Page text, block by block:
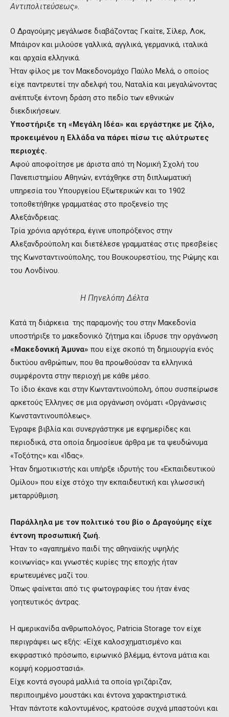
Αντιπολιτεύσεως».
Ο Δραγούμης μεγάλωσε διαβάζοντας Γκαίτε, Σίλερ, Λοκ,
Μπάιρον και μιλούσε γαλλικά, αγγλικά, γερμανικά, ιταλικά
και αρχαία ελληνικά.
Ήταν φίλος με τον Μακεδονομάχο Παύλο Μελά, ο οποίος
είχε παντρευτεί την αδελφή του, Ναταλία και μεγαλώνοντας
ανέπτυξε έντονη δράση στο πεδίο των εθνικών
διεκδικήσεων.
Υποστήριξε τη «Μεγάλη Ιδέα» και εργάστηκε με ζήλο,
προκειμένου η Ελλάδα να πάρει πίσω τις αλύτρωτες
περιοχές.
Αφού αποφοίτησε με άριστα από τη Νομική Σχολή του
Πανεπιστημίου Αθηνών, εντάχθηκε στη διπλωματική
υπηρεσία του Υπουργείου Εξωτερικών και το 1902
τοποθετήθηκε γραμματέας στο προξενείο της
Αλεξάνδρειας.
Τρία χρόνια αργότερα, έγινε υποπρόξενος στην
Αλεξανδρούπολη και διετέλεσε γραμματέας στις πρεσβείες
της Κωνσταντινούπολης, του Βουκουρεστίου, της Ρώμης και
του Λονδίνου.
Η Πηνελόπη Δέλτα
Κατά τη διάρκεια της παραμονής του στην Μακεδονία
υποστήριξε το μακεδονικό ζήτημα και ίδρυσε την οργάνωση
«Μακεδονική Άμυνα» που είχε σκοπό τη δημιουργία ενός
δικτύου ανθρώπων, που θα προωθούσαν τα ελληνικά
συμφέροντα στην περιοχή με κάθε μέσο.
Το ίδιο έκανε και στην Κωνταντινούπολη, όπου συσπείρωσε
αρκετούς Έλληνες σε μια οργάνωση ονόματι «Οργάνωσις
Κωνσταντινουπόλεως».
Έγραφε βιβλία και συνεργάστηκε με εφημερίδες και
περιοδικά, στα οποία δημοσίευε άρθρα με τα ψευδώνυμα
«Τοξότης» και «Ίδας».
Ήταν δημοτικιστής και υπήρξε ιδρυτής του «Εκπαιδευτικού
Ομίλου» που είχε στόχο την εκπαιδευτική και γλωσσική
μεταρρύθμιση.
Παράλληλα με τον πολιτικό του βίο ο Δραγούμης είχε
έντονη προσωπική ζωή.
Ήταν το «αγαπημένο παιδί της αθηναϊκής υψηλής
κοινωνίας» και γνωστές κυρίες της εποχής ήταν
ερωτευμένες μαζί του.
Όπως φαίνεται από τις φωτογραφίες του ήταν ένας
γοητευτικός άντρας.
Η αμερικανίδα ανθρωπολόγος, Patricia Storage τον είχε
περιγράψει ως εξής: «Είχε καλοσχηματισμένο και
εκφραστικό πρόσωπο, ειρωνικό βλέμμα, έντονα μάτια και
κομψή κορμοστασιά».
Είχε κοντά σγουρά μαλλιά τα οποία γριζάριζαν,
περιποιημένο μουστάκι και έντονα χαρακτηριστικά.
Ήταν πάντοτε καλοντυμένος, κρατούσε συχνά μπαστούνι και